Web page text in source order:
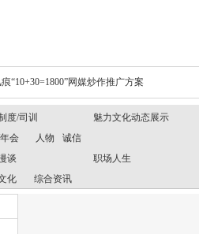
“10+30=1800”网媒炒作推广方案
度/司训
魅力文化动态展示
会 人物
诚信
谈
职场人生
化 综合资讯